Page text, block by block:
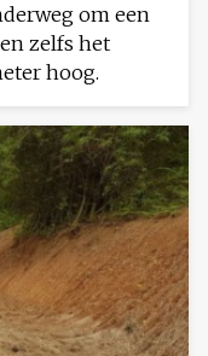
om een
zelfs het
hoog.